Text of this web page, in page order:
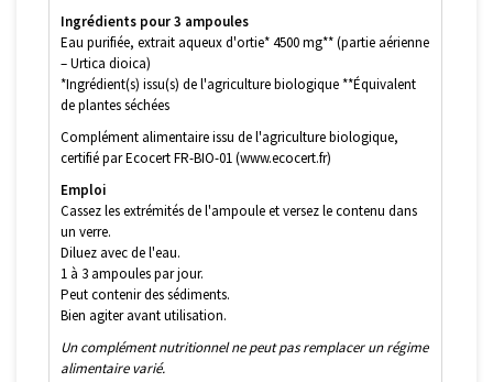
Ingrédients pour 3 ampoules
Eau purifiée, extrait aqueux d'ortie* 4500 mg** (partie aérienne
– Urtica dioica)
*Ingrédient(s) issu(s) de l'agriculture biologique **Équivalent
de plantes séchées
Complément alimentaire issu de l'agriculture biologique,
certifié par Ecocert FR-BIO-01 (www.ecocert.fr)
Emploi
Cassez les extrémités de l'ampoule et versez le contenu dans
un verre.
Diluez avec de l'eau.
1 à 3 ampoules par jour.
Peut contenir des sédiments.
Bien agiter avant utilisation.
Un complément nutritionnel ne peut pas remplacer un régime
alimentaire varié.